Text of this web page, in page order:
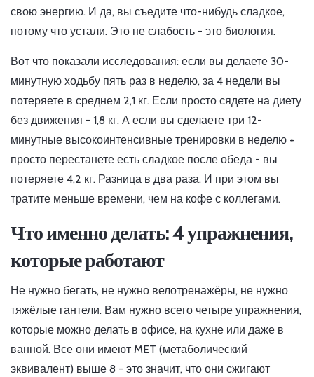
свою энергию. И да, вы съедите что-нибудь сладкое,
потому что устали. Это не слабость - это биология.
Вот что показали исследования: если вы делаете 30-
минутную ходьбу пять раз в неделю, за 4 недели вы
потеряете в среднем 2,1 кг. Если просто сядете на диету
без движения - 1,8 кг. А если вы сделаете три 12-
минутные высокоинтенсивные тренировки в неделю +
просто перестанете есть сладкое после обеда - вы
потеряете 4,2 кг. Разница в два раза. И при этом вы
тратите меньше времени, чем на кофе с коллегами.
Что именно делать: 4 упражнения,
которые работают
Не нужно бегать, не нужно велотренажёры, не нужно
тяжёлые гантели. Вам нужно всего четыре упражнения,
которые можно делать в офисе, на кухне или даже в
ванной. Все они имеют MET (метаболический
эквивалент) выше 8 - это значит, что они сжигают